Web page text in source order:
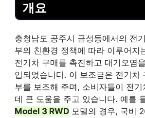
개요
충청남도 공주시 금성동에서의 전
부의 친환경 정책에 따라 이루어지
전기차 구매를 촉진하고 대기오염
입되었습니다. 이 보조금은 전기차
부를 보조해 주며, 소비자들이 전
데 큰 도움을 주고 있습니다. 예를
Model 3 RWD 모델의 경우, 국비